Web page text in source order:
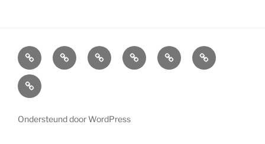
Arbeidsvoorwaarden
Carré
Onze
krijgsmacht
Ledenvoordelen
AfdelingenSymposium
Carré
Overzicht
Ondersteund door WordPress